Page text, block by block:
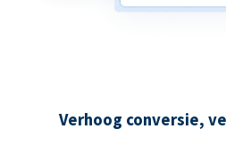
Verhoog conversie,